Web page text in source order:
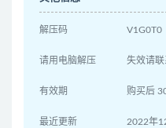
解压码 V1G0T0
请用电脑解压 失效请联
有效期 购买后
最近更新 2022年